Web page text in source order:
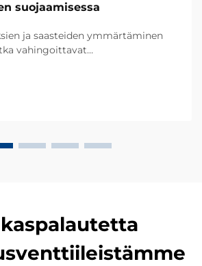
suojaamisessa
ja saasteiden ymmärtäminen
vahingoittavat
jätteitä ajan kuluessa – ajatellaan
ja ruostepaloja, jotka jäävät
ja huoltotoimet, jotka pitävät